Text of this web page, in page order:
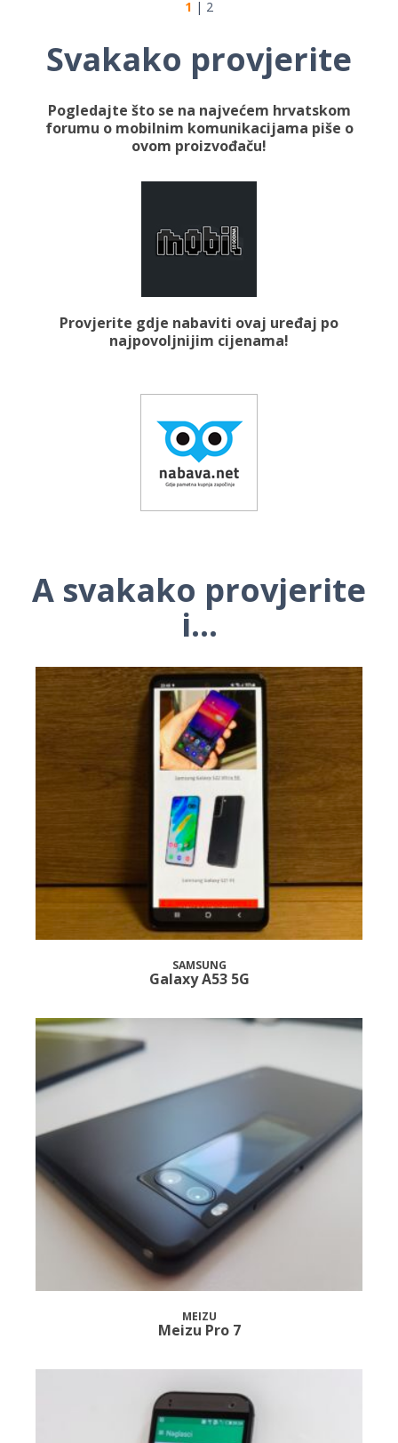
1 | 2
Svakako provjerite
Pogledajte što se na najvećem hrvatskom
forumu o mobilnim komunikacijama piše o
ovom proizvođaču!
Provjerite gdje nabaviti ovaj uređaj po
najpovoljnijim cijenama!
A svakako provjerite
i...
SAMSUNG
Galaxy A53 5G
MEIZU
Meizu Pro 7